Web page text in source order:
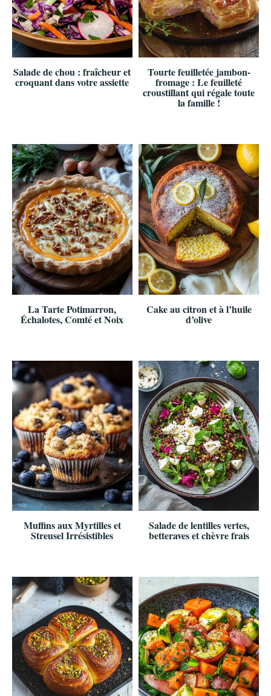
Salade de chou : fraîcheur et
croquant dans votre assiette
Tourte feuilletée jambon-
fromage : Le feuilleté
croustillant qui régale toute
la famille !
La Tarte Potimarron,
Échalotes, Comté et Noix
Cake au citron et à l’huile
d’olive
Muffins aux Myrtilles et
Streusel Irrésistibles
Salade de lentilles vertes,
betteraves et chèvre frais